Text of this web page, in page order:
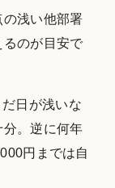
浅い他部署
のが目安で
日が浅いな
。逆に何年
円までは自